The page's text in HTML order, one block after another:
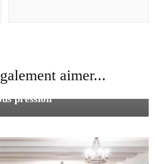
aimer...
difficultés économiques du
pression